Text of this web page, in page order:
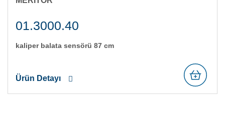
01.3000.40
kali̇per balata sensörü 87 cm
Ürün Detayı